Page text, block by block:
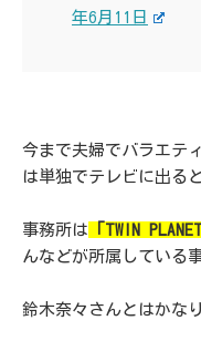
年6月11日
今まで夫婦でバラエテ
は単独でテレビに出る
事務所は 「TWIN PLANET
んなどが所属している
鈴木奈々さんとはかな